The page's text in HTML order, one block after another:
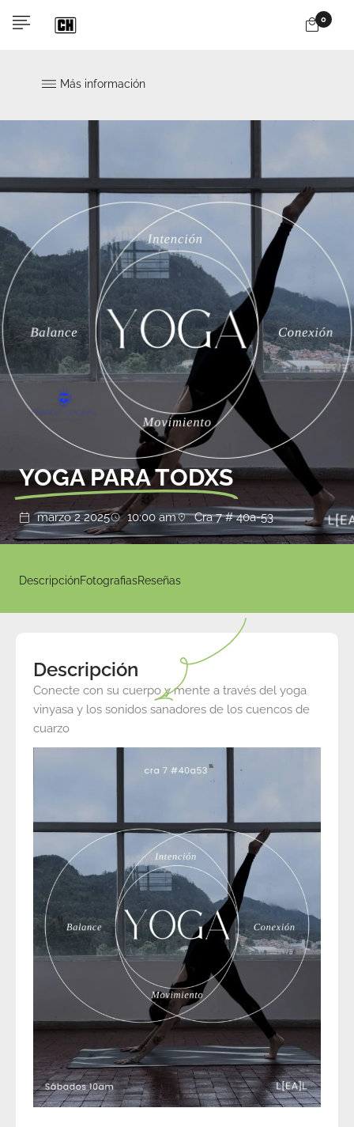
0
Más información
YOGA PARA TODXS
marzo 2 2025 10:00 am Cra 7 # 40a-53
DescripciónFotografiasReseñas
Descripción
Conecte con su cuerpo y mente a través del yoga
vinyasa y los sonidos sanadores de los cuencos de
cuarzo